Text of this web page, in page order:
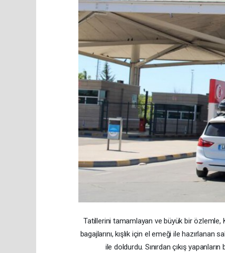
Tatillerini tamamlayan ve büyük bir özlemle,
bagajlarını, kışlık için el emeği ile
ile doldurdu. Sınırdan çıkış